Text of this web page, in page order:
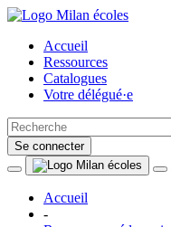
Accueil
Ressources
Catalogues
Votre délégué·e
Se connecter
Accueil
-